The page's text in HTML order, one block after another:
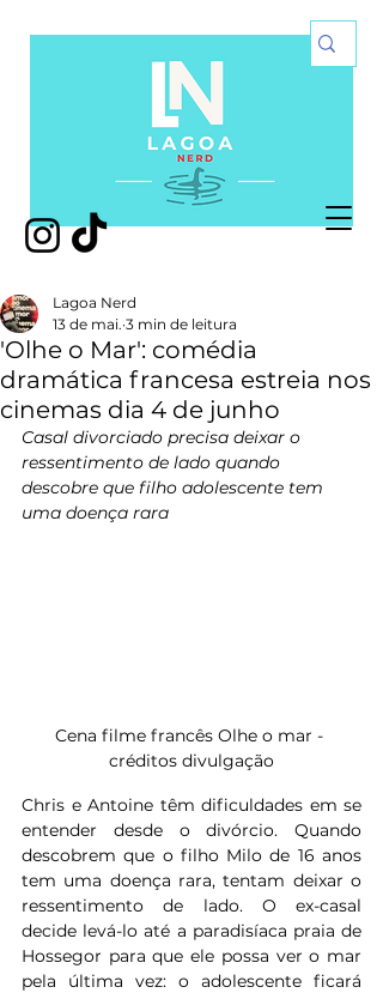
'Olhe o Mar': comédia
dramática francesa estreia nos
cinemas dia 4 de junho
Lagoa Nerd
13 de mai. 3 min de leitura
Casal divorciado precisa deixar o
ressentimento de lado quando
descobre que filho adolescente tem
uma doença rara
Cena filme francês Olhe o mar -
créditos divulgação
Chris e Antoine têm dificuldades em se
entender desde o divórcio. Quando
descobrem que o filho Milo de 16 anos
tem uma doença rara, tentam deixar o
ressentimento de lado. O ex-casal
decide levá-lo até a paradisíaca praia de
Hossegor para que ele possa ver o mar
pela última vez: o adolescente ficará